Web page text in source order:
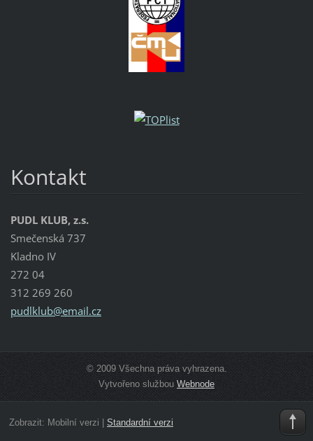
Kontakt
PUDL KLUB, z.s.
Smečenská 737
Kladno IV
272 04
312 269 260
pudlklub@email.cz
© 2009 Všechna práva vyhrazena.
Vytvořeno službou Webnode
Zobrazit: Mobilní verzi Standardní verzi